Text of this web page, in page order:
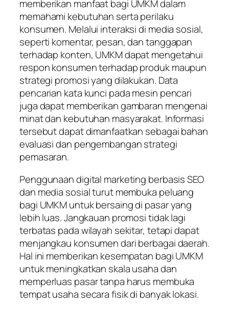
memberikan manfaat bagi UMKM dalam
memahami kebutuhan serta perilaku
konsumen. Melalui interaksi di media sosial,
seperti komentar, pesan, dan tanggapan
terhadap konten, UMKM dapat mengetahui
respon konsumen terhadap produk maupun
strategi promosi yang dilakukan. Data
pencarian kata kunci pada mesin pencari
juga dapat memberikan gambaran mengenai
minat dan kebutuhan masyarakat. Informasi
tersebut dapat dimanfaatkan sebagai bahan
evaluasi dan pengembangan strategi
pemasaran.
Penggunaan digital marketing berbasis SEO
dan media sosial turut membuka peluang
bagi UMKM untuk bersaing di pasar yang
lebih luas. Jangkauan promosi tidak lagi
terbatas pada wilayah sekitar, tetapi dapat
menjangkau konsumen dari berbagai daerah.
Hal ini memberikan kesempatan bagi UMKM
untuk meningkatkan skala usaha dan
memperluas pasar tanpa harus membuka
tempat usaha secara fisik di banyak lokasi.